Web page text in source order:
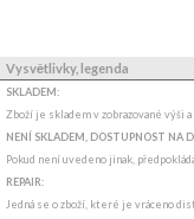
Vysvětlivky, legenda
SKLADEM:
Zboží je skladem v zobrazované výši
NENÍ SKLADEM, DOSTUPNOST NA
Pokud není uvedeno jinak,
REPAIR:
Jedná se o zboží, které je vráceno